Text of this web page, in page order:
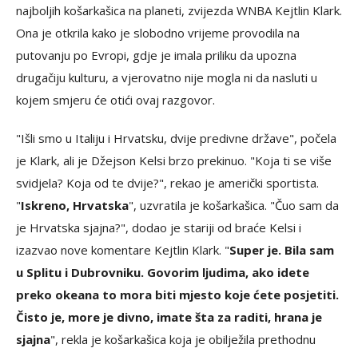
najboljih košarkašica na planeti, zvijezda WNBA Kejtlin Klark.
Ona je otkrila kako je slobodno vrijeme provodila na
putovanju po Evropi, gdje je imala priliku da upozna
drugačiju kulturu, a vjerovatno nije mogla ni da nasluti u
kojem smjeru će otići ovaj razgovor.
"Išli smo u Italiju i Hrvatsku, dvije predivne države", počela
je Klark, ali je Džejson Kelsi brzo prekinuo. "Koja ti se više
svidjela? Koja od te dvije?", rekao je američki sportista.
"Iskreno, Hrvatska", uzvratila je košarkašica. "Čuo sam da
je Hrvatska sjajna?", dodao je stariji od braće Kelsi i
izazvao nove komentare Kejtlin Klark. "Super je. Bila sam
u Splitu i Dubrovniku. Govorim ljudima, ako idete
preko okeana to mora biti mjesto koje ćete posjetiti.
Čisto je, more je divno, imate šta za raditi, hrana je
sjajna", rekla je košarkašica koja je obilježila prethodnu